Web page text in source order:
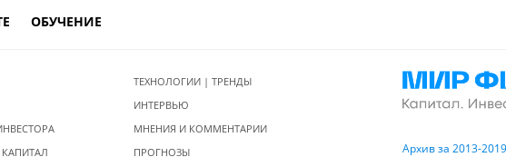
ОБУЧЕНИЕ
ТЕХНОЛОГИИ | ТРЕНДЫ
ИНТЕРВЬЮ
МНЕНИЯ И КОММЕНТАРИИ
ПРОГНОЗЫ
Архив за 2013-